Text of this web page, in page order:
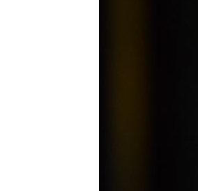
AI時代！威力馬導
商場戰國來臨 台